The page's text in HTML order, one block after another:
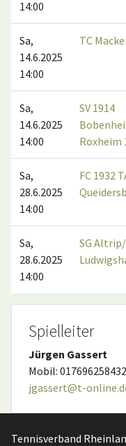
14:00
Sa,
14.6.2025
14:00
TC
Sa,
14.6.2025
14:00
SV 1914
Roxheim
Sa,
28.6.2025
14:00
FC 1932
Sa,
28.6.2025
14:00
SG Altrip/
Spielleiter
Jürgen Gassert
Mobil: 017696258432
jgassert@t-
Tennisverband